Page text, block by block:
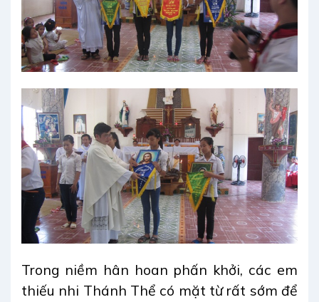
Trong niềm hân hoan phấn khởi, các em
thiếu nhi Thánh Thể có mặt từ rất sớm để